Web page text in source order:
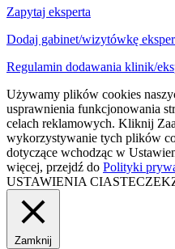
Zapytaj eksperta
Dodaj gabinet/wizytówkę
Regulamin dodawania klinik/
Używamy plików cookies
usprawnienia funkcjonowania
celach reklamowych. Kliknij
wykorzystywanie tych plików
dotyczące wchodząc w
więcej, przejdź do Polityki
USTAWIENIA CIASTECZEK
Zamknij